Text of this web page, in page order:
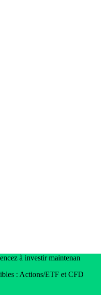
à investir maintenan
: Actions/ETF et CFD